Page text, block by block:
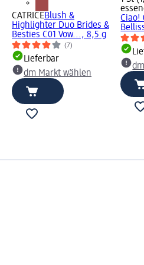
CATRICEBlush &
Highlighter Duo Brides &
Besties C01 Vow..., 8,5 g
(7)
Lieferbar
dm Markt wählen
Ciao!